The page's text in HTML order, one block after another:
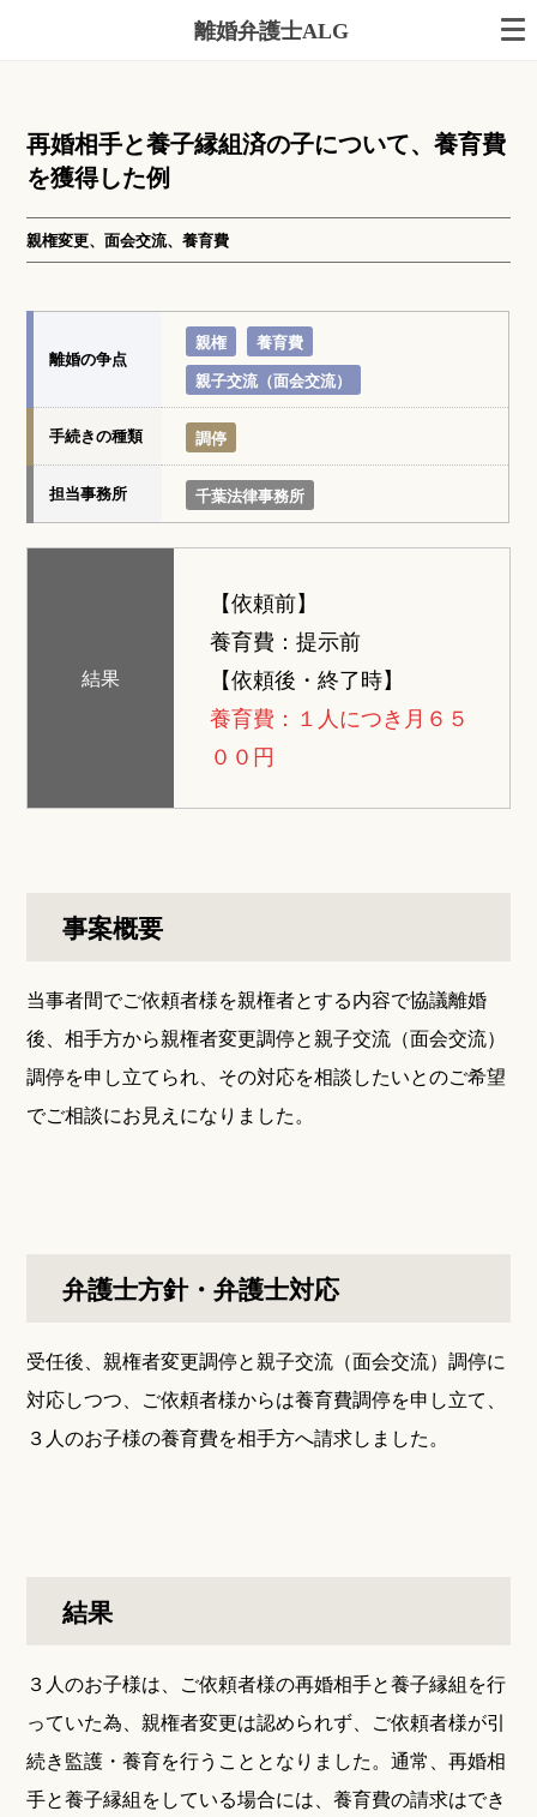
離婚弁護士ALG
再婚相手と養子縁組済の子について、養育費
を獲得した例
親権変更、面会交流、養育費
離婚の争点
親権
養育費
親子交流（面会交流）
手続きの種類 調停
担当事務所 千葉法律事務所
結果
【依頼前】
養育費：提示前
【依頼後・終了時】
養育費：１人につき月６５
００円
事案概要
当事者間でご依頼者様を親権者とする内容で協議離婚
後、相手方から親権者変更調停と親子交流（面会交流）
調停を申し立てられ、その対応を相談したいとのご希望
でご相談にお見えになりました。
弁護士方針・弁護士対応
受任後、親権者変更調停と親子交流（面会交流）調停に
対応しつつ、ご依頼者様からは養育費調停を申し立て、
３人のお子様の養育費を相手方へ請求しました。
結果
３人のお子様は、ご依頼者様の再婚相手と養子縁組を行
っていた為、親権者変更は認められず、ご依頼者様が引
続き監護・養育を行うこととなりました。通常、再婚相
手と養子縁組をしている場合には、養育費の請求はでき